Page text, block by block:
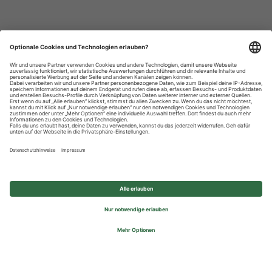
Datenschutzhinweise
Impressum
Privatsphäre-Einstellungen
© 2026 REWE Group - All rights reserved